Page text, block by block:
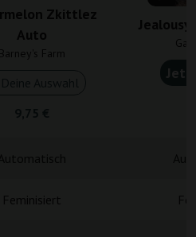
Zkittlez
Auto
Barney's Farm
Feminisiert